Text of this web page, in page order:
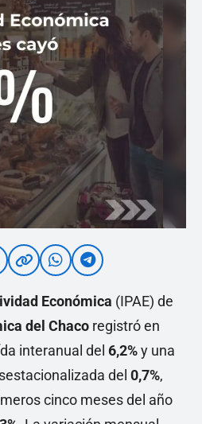
Económica (IPAE) de
del Chaco registró en
interanual del 6,2%y una
del 0,7%,
cinco meses del año